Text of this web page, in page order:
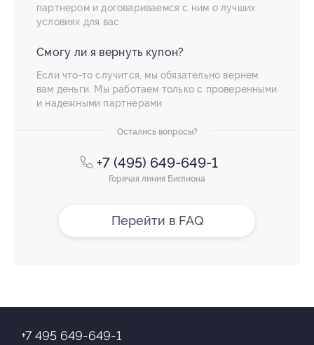
партнером и договариваемся с ним о лучших
условиях для вас
Смогу ли я вернуть купон?
Если что-то случится, мы обязательно вернем
вам деньги. Мы работаем только с проверенными
и надежными партнерами
Остались вопросы?
+7 (495) 649-649-1
Горячая линия Биглиона
Перейти в FAQ
+7 495 649-649-1